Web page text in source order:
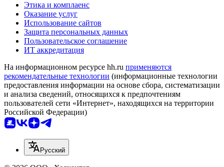
Этика и комплаенс
Оказание услуг
Использование сайтов
Защита персональных данных
Пользовательское соглашение
ИТ аккредитация
На информационном ресурсе hh.ru применяются
рекомендательные технологии (информационные технологии
предоставления информации на основе сбора, систематизации
и анализа сведений, относящихся к предпочтениям
пользователей сети «Интернет», находящихся на территории
Российской Федерации)
Русский